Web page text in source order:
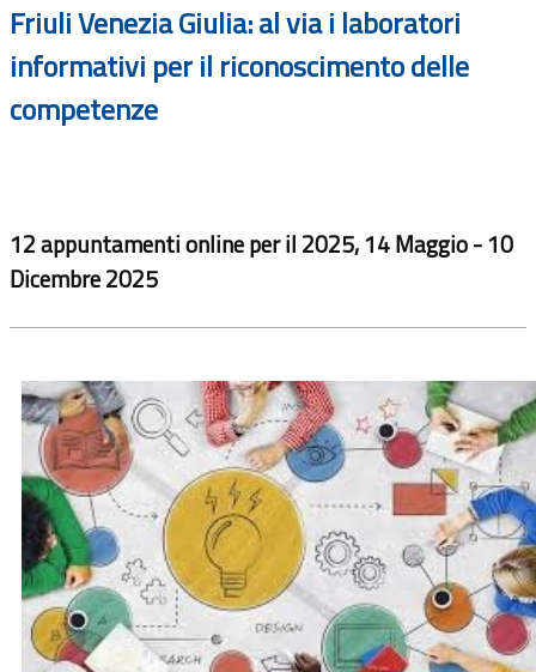
Friuli Venezia Giulia: al via i laboratori
informativi per il riconoscimento delle
competenze
12 appuntamenti online per il 2025, 14 Maggio - 10
Dicembre 2025